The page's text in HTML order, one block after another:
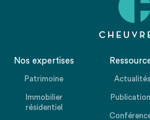
Nos expertises
Patrimoine
Immobilier
résidentiel
Actualités